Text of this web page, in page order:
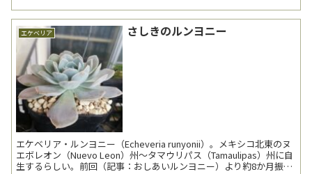
エケベリア さしきのルンヨニー
エケベリア・ルンヨニー（Echeveria runyonii）。メキシコ北東のヌ
エボレオン（Nuevo Leon）州～タマウリパス（Tamaulipas）州に自
生するらしい。前回（記事：おしあいルンヨニー）より約8か月振り